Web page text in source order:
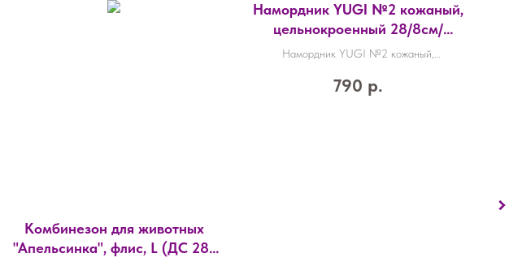
Комбинезон для животных
"Апельсинка", флис, L (ДС 28-
Намордник YUGI №2 кожаный,
цельнокроенный 28/8см/
АРТ316/
Намордник YUGI №2 кожаный,
790 р.